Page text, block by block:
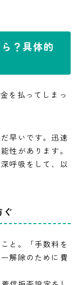
？具体的
を払ってしまっ
早いです。迅速
性があります。
呼吸をして、以
ぐ
と。「手数料を
解除のために費
になる